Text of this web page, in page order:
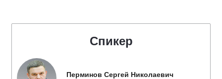
Спикер
Перминов Сергей Николаевич